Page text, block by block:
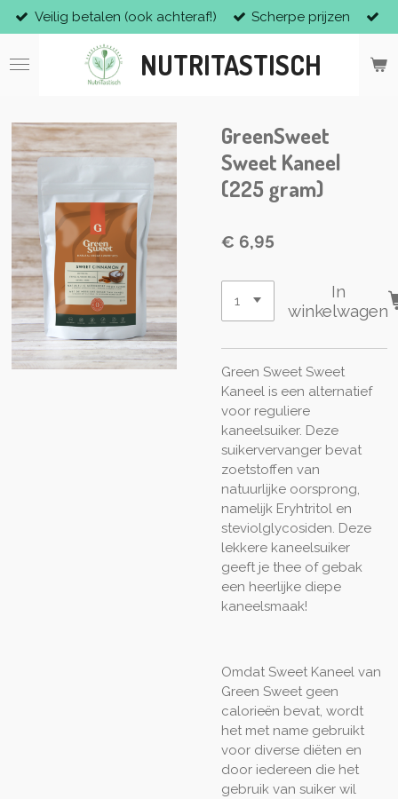
Ga
direct
naar
NUTRITASTISCH
Veilig betalen (ook achteraf!) Scherpe prijzen
GreenSweet
Sweet Kaneel
(225 gram)
€ 6,95
In
winkelwagen
Green Sweet Sweet
Kaneel is een alternatief
voor reguliere
kaneelsuiker. Deze
suikervervanger bevat
zoetstoffen van
natuurlijke oorsprong,
namelijk Eryhtritol en
steviolglycosiden. Deze
lekkere kaneelsuiker
geeft je thee of gebak
een heerlijke diepe
kaneelsmaak!
Omdat Sweet Kaneel van
Green Sweet geen
calorieën bevat, wordt
het met name gebruikt
voor diverse diëten en
door iedereen die het
gebruik van suiker wil